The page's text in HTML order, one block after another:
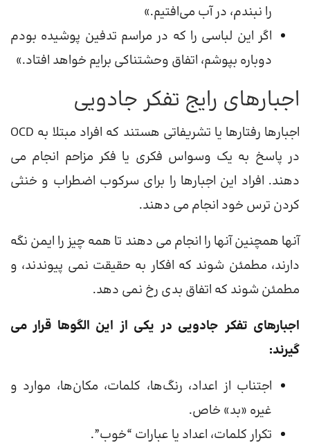
را نبندم، در آب می‌افتیم.»
اگر این لباسی را که در مراسم تدفین پوشیده بودم
دوباره بپوشم، اتفاق وحشتناکی برایم خواهد افتاد.»
اجبارهای رایج تفکر جادویی
اجبارها رفتارها یا تشریفاتی هستند که افراد مبتلا به OCD
در پاسخ به یک وسواس فکری یا فکر مزاحم انجام می
دهند. افراد این اجبارها را برای سرکوب اضطراب و خنثی
کردن ترس خود انجام می دهند.
آنها همچنین آنها را انجام می دهند تا همه چیز را ایمن نگه
دارند، مطمئن شوند که افکار به حقیقت نمی پیوندند، و
مطمئن شوند که اتفاق بدی رخ نمی دهد.
اجبارهای تفکر جادویی در یکی از این الگوها قرار می
گیرند:
اجتناب از اعداد، رنگ‌ها، کلمات، مکان‌ها، موارد و
غیره «بد» خاص.
تکرار کلمات، اعداد یا عبارات “خوب”.